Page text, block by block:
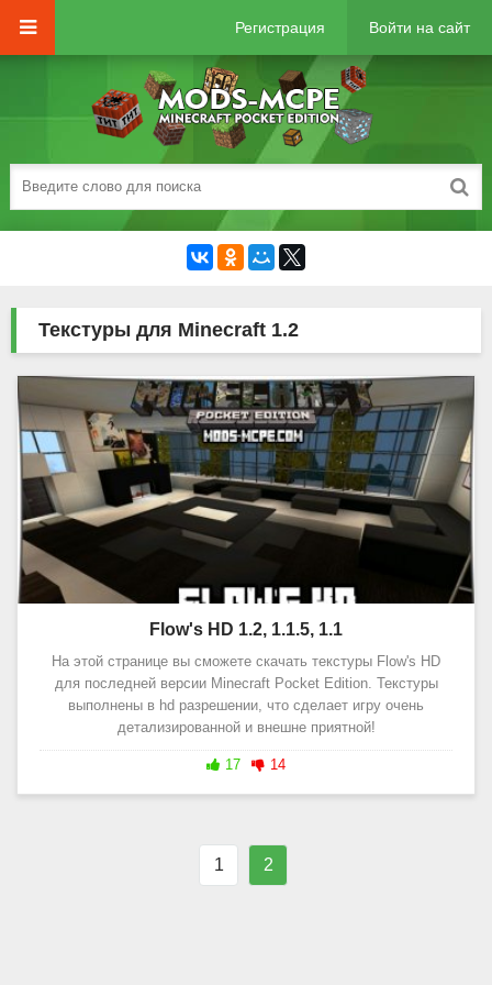
Регистрация Войти на сайт
Текстуры для Minecraft 1.2
Flow's HD 1.2, 1.1.5, 1.1
На этой странице вы сможете скачать текстуры Flow's HD
для последней версии Minecraft Pocket Edition. Текстуры
выполнены в hd разрешении, что сделает игру очень
детализированной и внешне приятной!
17 14
1 2